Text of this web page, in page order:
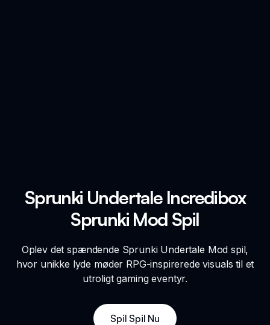
Sprunki Undertale Incredibox
Sprunki Mod Spil
Oplev det spændende Sprunki Undertale Mod spil,
hvor unikke lyde møder RPG-inspirerede visuals til et
utroligt gaming eventyr.
Spil Spil Nu